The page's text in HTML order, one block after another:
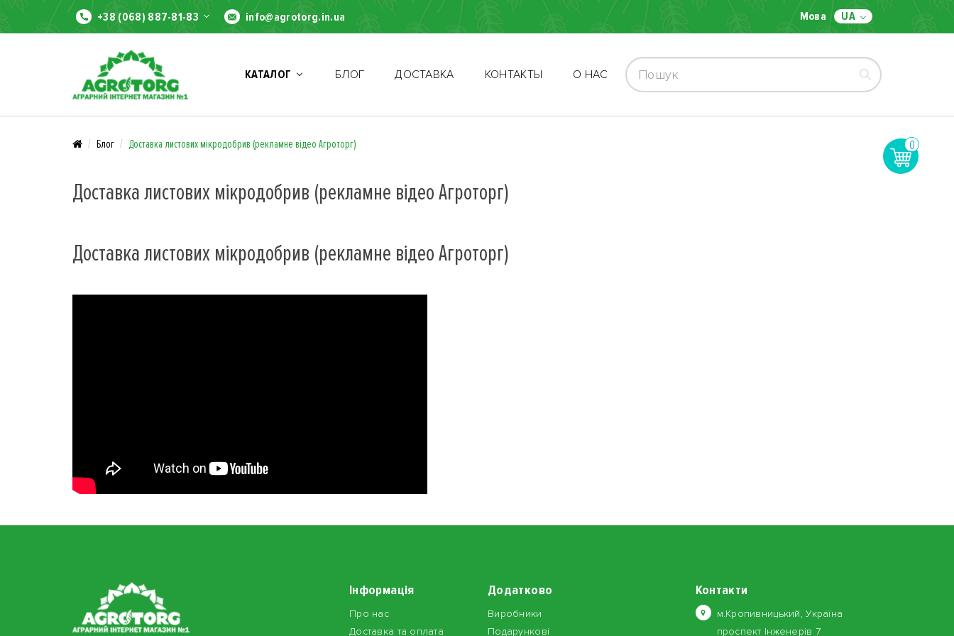
+38 (068) 887-81-83 info@agrotorg.in.ua Мова UA
КАТАЛОГ БЛОГ ДОСТАВКА КОНТАКТЫ О НАС
0
Блог Доставка листових мікродобрив (рекламне відео Агроторг)
Доставка листових мікродобрив (рекламне відео Агроторг)
Доставка листових мікродобрив (рекламне відео Агроторг)
Інформація
Про нас
Доставка та оплата
Додатково
Виробники
Подарункові
Контакти
м.Кропивницький, Україна
проспект Інженерів 7